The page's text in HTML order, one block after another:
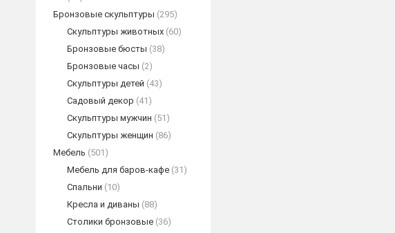
Бронзовые скульптуры (295)
Скульптуры животных (60)
Бронзовые бюсты (38)
Бронзовые часы (2)
Скульптуры детей (43)
Садовый декор (41)
Скульптуры мужчин (51)
Скульптуры женщин (86)
Мебель (501)
Мебель для баров-кафе (31)
Спальни (10)
Кресла и диваны (88)
Столики бронзовые (36)